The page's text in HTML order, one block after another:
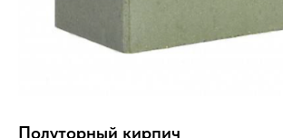
Полуторный кирпич